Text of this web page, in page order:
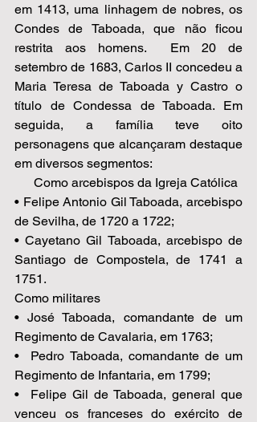
em 1413, uma linhagem de nobres, os
Condes de Taboada, que não ficou
restrita aos homens.  Em 20 de
setembro de 1683, Carlos II concedeu a
Maria Teresa de Taboada y Castro o
título de Condessa de Taboada. Em
seguida, a família teve oito
personagens que alcançaram destaque
em diversos segmentos:
      Como arcebispos da Igreja Católica
• Felipe Antonio Gil Taboada, arcebispo
de Sevilha, de 1720 a 1722;
• Cayetano Gil Taboada, arcebispo de
Santiago de Compostela, de 1741 a
1751.
Como militares
• José Taboada, comandante de um
Regimento de Cavalaria, em 1763;
•  Pedro Taboada, comandante de um
Regimento de Infantaria, em 1799;
•  Felipe Gil de Taboada, general que
venceu os franceses do exército de